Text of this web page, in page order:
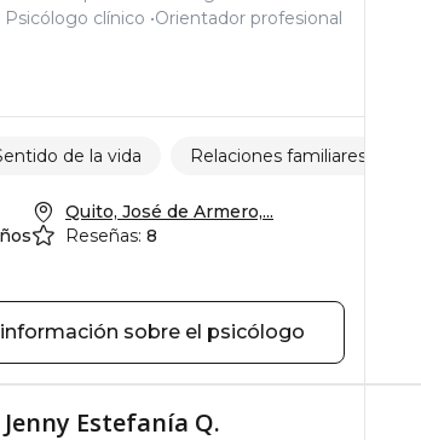
Psicólogo clínico Orientador profesional
de la vida Relaciones familiares
Quito, José de Armero,...
Reseñas: 8
sobre el psicólogo
Jenny Estefanía Q.